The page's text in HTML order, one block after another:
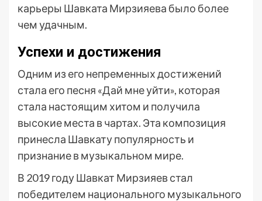
карьеры Шавката Мирзияева было более
чем удачным.
Успехи и достижения
Одним из его непременных достижений
стала его песня «Дай мне уйти», которая
стала настоящим хитом и получила
высокие места в чартах. Эта композиция
принесла Шавкату популярность и
признание в музыкальном мире.
В 2019 году Шавкат Мирзияев стал
победителем национального музыкального